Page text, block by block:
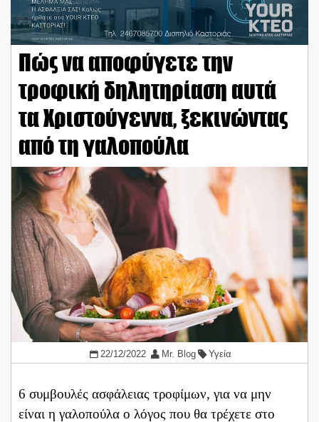
Πώς να αποφύγετε την
τροφική δηλητηρίαση αυτά
τα Χριστούγεννα, ξεκινώντας
από τη γαλοπούλα
22/12/2022 Mr. Blog Υγεία
6 συμβουλές ασφάλειας τροφίμων, για να μην
είναι η γαλοπούλα ο λόγος που θα τρέχετε στο